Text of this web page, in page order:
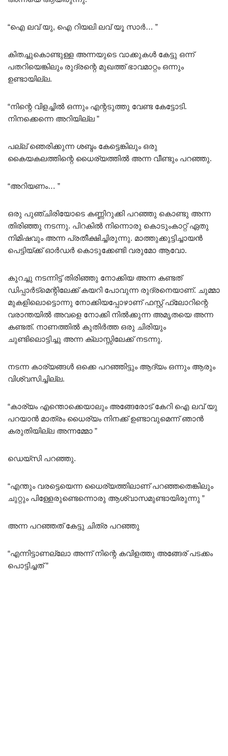
“ഐ ലവ് യു, ഐ റിയലി ലവ് യൂ സാർ… ”
കിതച്ചുകൊണ്ടുള്ള അന്നയുടെ വാക്കുകൾ കേട്ടു ഒന്ന്
പതറിയെങ്കിലും രുദ്രന്റെ മുഖത്ത് ഭാവമാറ്റം ഒന്നും
ഉണ്ടായില്ല.
“നിന്റെ വിളച്ചിൽ ഒന്നും എന്റടുത്തു വേണ്ട കേട്ടോടി.
നിനക്കെന്നെ അറിയില്ല ”
പല്ല് ഞെരിക്കുന്ന ശബ്ദം കേട്ടെങ്കിലും ഒരു
കൈയകലത്തിന്റെ ധൈര്യത്തിൽ അന്ന വീണ്ടും പറഞ്ഞു.
“അറിയണം… ”
ഒരു പുഞ്ചിരിയോടെ കണ്ണിറുക്കി പറഞ്ഞു കൊണ്ടു അന്ന
തിരിഞ്ഞു നടന്നു. പിറകിൽ നിന്നൊരു കൊടുംകാറ്റ് ഏതു
നിമിഷവും അന്ന പ്രതീക്ഷിച്ചിരുന്നു. മാത്തുക്കുട്ടിച്ചായൻ
പെട്ടിയ്ക്ക് ഓർഡർ കൊടുക്കേണ്ടി വരുമോ ആവോ.
കുറച്ചു നടന്നിട്ട് തിരിഞ്ഞു നോക്കിയ അന്ന കണ്ടത്
ഡിപ്പാർട്മെന്റിലേക്ക് കയറി പോവുന്ന രുദ്രനെയാണ്. ചുമ്മാ
മുകളിലൊട്ടൊന്നു നോക്കിയപ്പോഴാണ് ഫസ്റ്റ് ഫ്ലോറിന്റെ
വരാന്തയിൽ അവളെ നോക്കി നിൽക്കുന്ന അമൃതയെ അന്ന
കണ്ടത്. നാണത്തിൽ കുതിർത്ത ഒരു ചിരിയും
ചുണ്ടിലൊട്ടിച്ചു അന്ന ക്ലാസ്സിലേക്ക് നടന്നു.
നടന്ന കാര്യങ്ങൾ ഒക്കെ പറഞ്ഞിട്ടും ആദ്യം ഒന്നും ആരും
വിശ്വസിച്ചില്ല.
“കാര്യം എന്തൊക്കെയാലും അങ്ങേരോട് കേറി ഐ ലവ് യു
പറയാൻ മാത്രം ധൈര്യം നിനക്ക് ഉണ്ടാവുമെന്ന് ഞാൻ
കരുതിയില്ല അന്നമ്മോ ”
ഡെയ്സി പറഞ്ഞു.
“എന്തും വരട്ടെയെന്ന ധൈര്യത്തിലാണ് പറഞ്ഞതെങ്കിലും
ചുറ്റും പിള്ളേരുണ്ടെന്നൊരു ആശ്വാസമുണ്ടായിരുന്നു ”
അന്ന പറഞ്ഞത് കേട്ടു ചിത്ര പറഞ്ഞു
“എന്നിട്ടാണല്ലോ അന്ന് നിന്റെ കവിളത്തു അങ്ങേര് പടക്കം
പൊട്ടിച്ചത് ”